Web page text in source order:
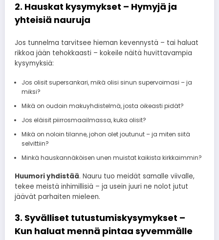
2. Hauskat kysymykset – Hymyjä ja
yhteisiä nauruja
Jos tunnelma tarvitsee hieman kevennystä – tai haluat
rikkoa jään tehokkaasti – kokeile näitä huvittavampia
kysymyksiä:
Jos olisit supersankari, mikä olisi sinun supervoimasi – ja
miksi?
Mikä on oudoin makuyhdistelmä, josta oikeasti pidät?
Jos eläisit piirrosmaailmassa, kuka olisit?
Mikä on noloin tilanne, johon olet joutunut – ja miten siitä
selvittiin?
Minkä hauskannäköisen unen muistat kaikista kirkkaimmin?
Huumori yhdistää. Nauru tuo meidät samalle viivalle,
tekee meistä inhimillisiä – ja usein juuri ne nolot jutut
jäävät parhaiten mieleen.
3. Syvälliset tutustumiskysymykset –
Kun haluat mennä pintaa syvemmälle